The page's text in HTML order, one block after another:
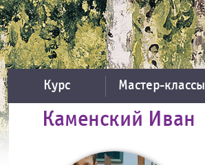
Курс Мастер-классы
Каменский Иван